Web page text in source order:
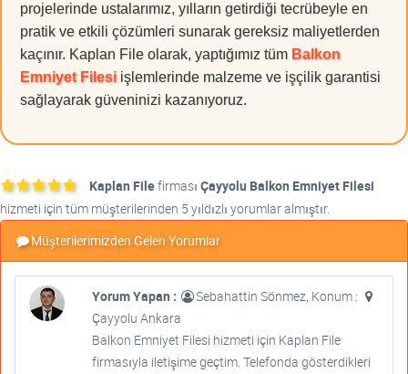
projelerinde ustalarımız, yılların getirdiği tecrübeyle en
pratik ve etkili çözümleri sunarak gereksiz maliyetlerden
kaçınır. Kaplan File olarak, yaptığımız tüm Balkon
Emniyet Filesi işlemlerinde malzeme ve işçilik garantisi
sağlayarak güveninizi kazanıyoruz.
Kaplan Filefirması Çayyolu Balkon Emniyet Filesi
hizmeti için tüm müşterilerinden 5 yıldızlı yorumlar almıştır.
Müşterilerimizden Gelen Yorumlar
Yorum Yapan :
Sebahattin Sönmez, Konum :
Çayyolu Ankara
Balkon Emniyet Filesi hizmeti için Kaplan File
firmasıyla iletişime geçtim. Telefonda gösterdikleri